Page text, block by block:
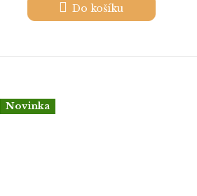
Do košíku
Novinka